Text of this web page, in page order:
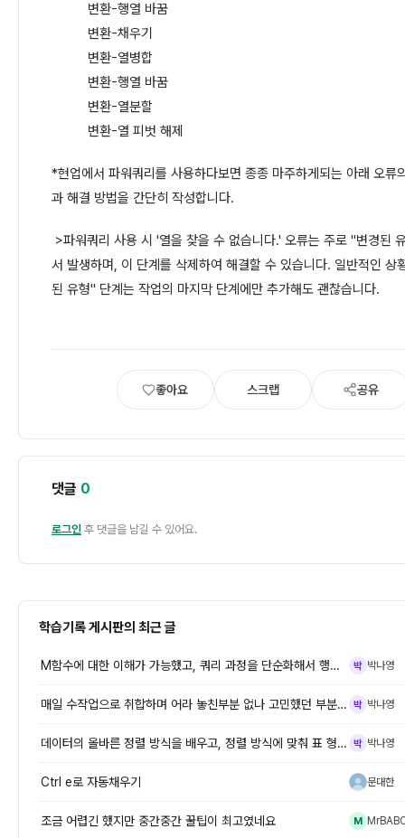
변환-행열 바꿈
변환-채우기
변환-열병합
변환-행열 바꿈
변환-열분할
변환-열 피벗 해제
*현업에서 파워쿼리를 사용하다보면 종종 마주하게되는 아래 오류
과 해결 방법을 간단히 작성합니다.
>파워쿼리 사용 시 '열을 찾을 수 없습니다.' 오류는 주로 "변경된
서 발생하며, 이 단계를 삭제하여 해결할 수 있습니다. 일반적인 상
된 유형" 단계는 작업의 마지막 단계에만 추가해도 괜찮습니다.
좋아요 스크랩 공유
댓글 0
로그인 후 댓글을 남길 수 있어요.
학습기록 게시판의 최근 글
M함수에 대한 이해가 가능했고, 쿼리 과정을 단순화해서 행삭제,머리글로 박 박나영
매일 수작업으로 취합하며 어라 놓친부분 없나 고민했던 부분이, 이렇게 간 박 박나영
데이터의 올바른 정렬 방식을 배우고, 정렬 방식에 맞춰 표 형식으로 변환 박 박나영
Ctrl e로 자동채우기 문 문대한
조금 어렵긴 했지만 중간중간 꿀팁이 최고였네요 M